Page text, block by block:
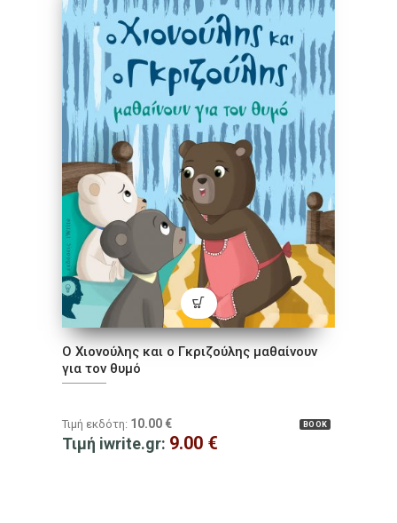
Ο Χιονούλης και ο Γκριζούλης μαθαίνουν
για τον θυμό
BOOK
Τιμή εκδότη: 10.00 €
Τιμή iwrite.gr: 9.00 €